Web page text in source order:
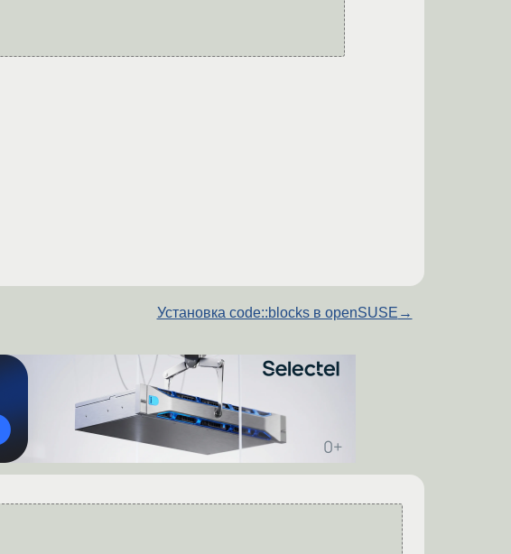
Установка code::blocks в openSUSE →